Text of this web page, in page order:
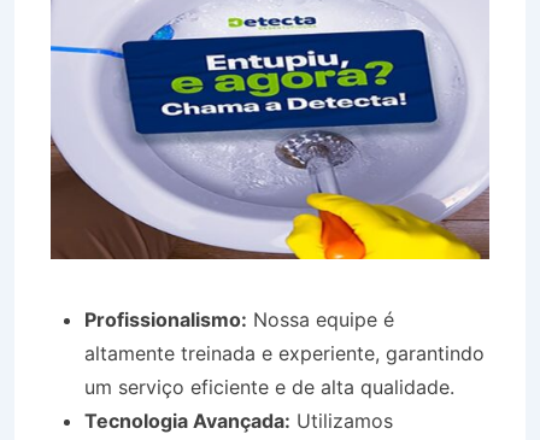
Profissionalismo: Nossa equipe é
altamente treinada e experiente, garantindo
um serviço eficiente e de alta qualidade.
Tecnologia Avançada: Utilizamos